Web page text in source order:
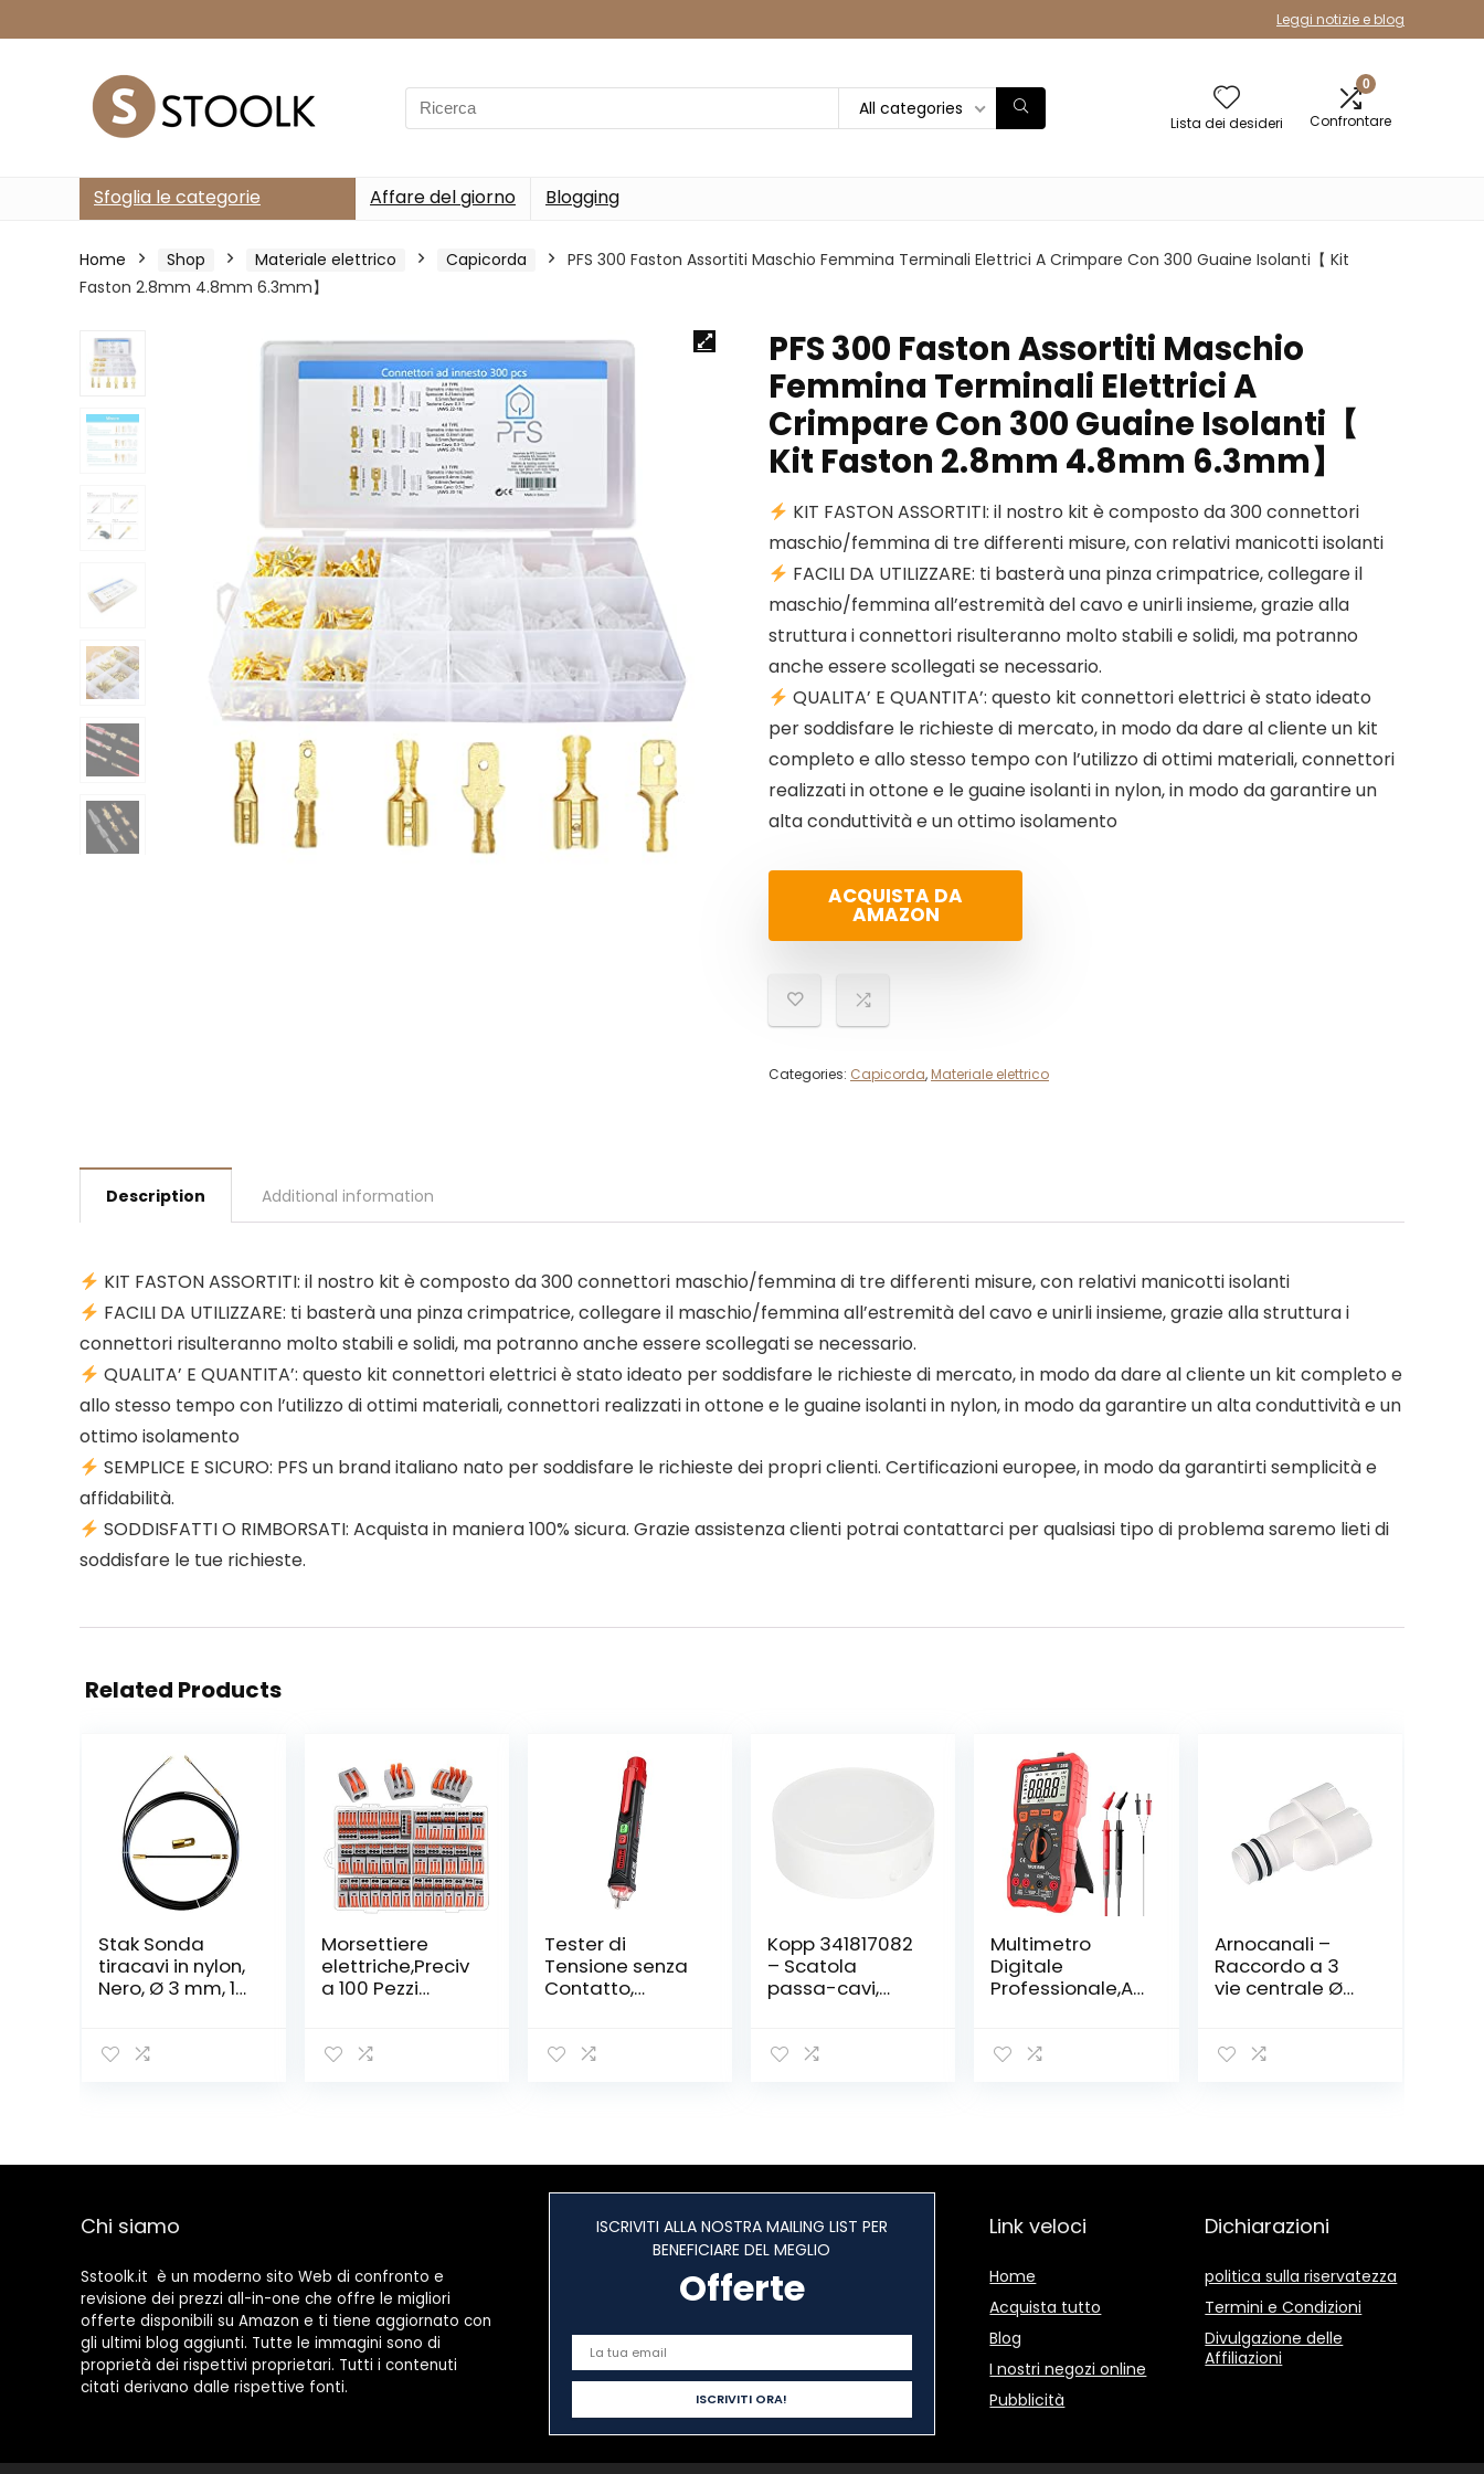
Leggi notizie e blog
Search
for:
All categories
Lista dei desideri
0
Confrontare
Sfoglia le categorie Affare del giorno Blogging
Home Shop Materiale elettrico Capicorda
PFS 300 Faston Assortiti Maschio Femmina Terminali Elettrici A Crimpare Con 300 Guaine Isolanti【 Kit
Faston 2.8mm 4.8mm 6.3mm】
PFS 300 Faston Assortiti Maschio
Femmina Terminali Elettrici A
Crimpare Con 300 Guaine Isolanti【
Kit Faston 2.8mm 4.8mm 6.3mm】
KIT FASTON ASSORTITI: il nostro kit è composto da 300 connettori
maschio/femmina di tre differenti misure, con relativi manicotti isolanti
FACILI DA UTILIZZARE: ti basterà una pinza crimpatrice, collegare il
maschio/femmina all’estremità del cavo e unirli insieme, grazie alla
struttura i connettori risulteranno molto stabili e solidi, ma potranno
anche essere scollegati se necessario.
QUALITA’ E QUANTITA’: questo kit connettori elettrici è stato ideato
per soddisfare le richieste di mercato, in modo da dare al cliente un kit
completo e allo stesso tempo con l’utilizzo di ottimi materiali, connettori
realizzati in ottone e le guaine isolanti in nylon, in modo da garantire un
alta conduttività e un ottimo isolamento
ACQUISTA DA
AMAZON
Categories: Capicorda, Materiale elettrico
Description Additional information
KIT FASTON ASSORTITI: il nostro kit è composto da 300 connettori maschio/femmina di tre differenti misure, con relativi manicotti isolanti
FACILI DA UTILIZZARE: ti basterà una pinza crimpatrice, collegare il maschio/femmina all’estremità del cavo e unirli insieme, grazie alla struttura i
connettori risulteranno molto stabili e solidi, ma potranno anche essere scollegati se necessario.
QUALITA’ E QUANTITA’: questo kit connettori elettrici è stato ideato per soddisfare le richieste di mercato, in modo da dare al cliente un kit completo e
allo stesso tempo con l’utilizzo di ottimi materiali, connettori realizzati in ottone e le guaine isolanti in nylon, in modo da garantire un alta conduttività e un
ottimo isolamento
SEMPLICE E SICURO: PFS un brand italiano nato per soddisfare le richieste dei propri clienti. Certificazioni europee, in modo da garantirti semplicità e
affidabilità.
SODDISFATTI O RIMBORSATI: Acquista in maniera 100% sicura. Grazie assistenza clienti potrai contattarci per qualsiasi tipo di problema saremo lieti di
soddisfare le tue richieste.
Related Products
Stak Sonda
tiracavi in nylon,
Nero, Ø 3 mm, 15
SYN3-015
Morsettiere
elettriche,Preciv
a 100 Pezzi
Connettore
elettrici con 50
Tester di
Tensione senza
Contatto,
Rilevatore di
Display LCD,
Test Filo
Torcia, Allarme
Kopp 341817082
– Scatola
passa-cavi,
Multimetro
Digitale
Professionale,Ao
Digitale
Arnocanali –
Raccordo a 3
vie centrale Ø
Chi siamo
Sstoolk.it è un moderno sito Web di confronto e
revisione dei prezzi all-in-one che offre le migliori
offerte disponibili su Amazon e ti tiene aggiornato con
gli ultimi blog aggiunti. Tutte le immagini sono di
proprietà dei rispettivi proprietari. Tutti i contenuti
citati derivano dalle rispettive fonti.
ISCRIVITI ALLA NOSTRA MAILING LIST PER
BENEFICIARE DEL MEGLIO
Offerte
Link veloci
Home
Acquista tutto
Blog
I nostri negozi online
Pubblicità
Dichiarazioni
politica sulla riservatezza
Termini e Condizioni
Divulgazione delle
Affiliazioni